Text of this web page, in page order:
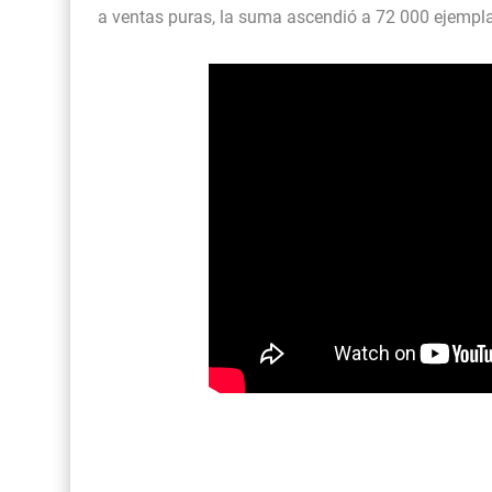
a ventas puras, la suma ascendió a 72 000